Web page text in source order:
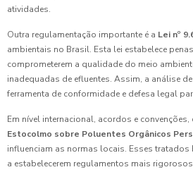
atividades.
Outra regulamentação importante é a Lei nº
ambientais no Brasil. Esta lei estabelece
comprometerem a qualidade do meio
inadequadas de efluentes. Assim, a análise
ferramenta de conformidade e defesa legal
Em nível internacional, acordos e convenções,
Estocolmo sobre Poluentes Orgânicos
influenciam as normas locais. Esses tratados
a estabelecerem regulamentos mais